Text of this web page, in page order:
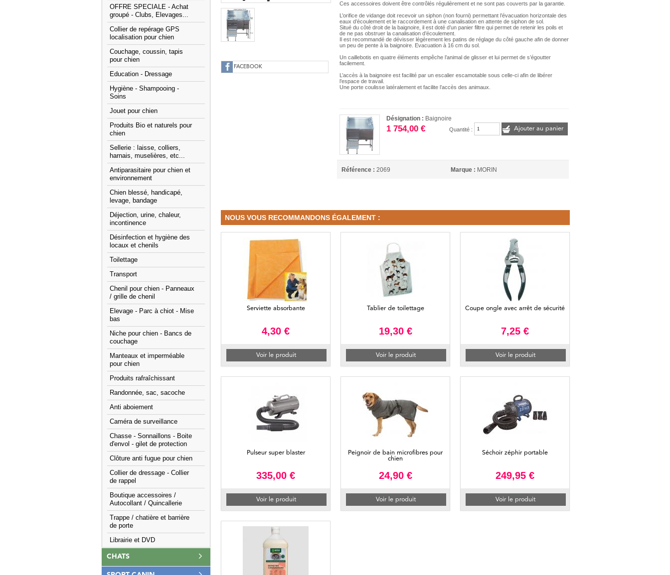
OFFRE SPECIALE - Achat
groupé - Clubs, Elevages...
Collier de repérage GPS
localisation pour chien
Couchage, coussin, tapis
pour chien
Education - Dressage
Hygiène - Shampooing -
Soins
Jouet pour chien
Produits Bio et naturels pour
chien
Sellerie : laisse, colliers,
harnais, muselières, etc...
Antiparasitaire pour chien et
environnement
Chien blessé, handicapé,
levage, bandage
Déjection, urine, chaleur,
incontinence
Désinfection et hygiène des
locaux et chenils
Toilettage
Transport
Chenil pour chien - Panneaux
/ grille de chenil
Elevage - Parc à chiot - Mise
bas
Niche pour chien - Bancs de
couchage
Manteaux et imperméable
pour chien
Produits rafraîchissant
Randonnée, sac, sacoche
Anti aboiement
Caméra de surveillance
Chasse - Sonnaillons - Boite
d'envol - gilet de protection
Clôture anti fugue pour chien
Collier de dressage - Collier
de rappel
Boutique accessoires /
Autocollant / Quincallerie
Trappe / chatière et barrière
de porte
Librairie et DVD
CHATS
FACEBOOK
Ces accessoires doivent être contrôlés régulièrement et ne sont pas couverts par la garantie.
L’orifice de vidange doit recevoir un siphon (non fourni) permettant l’évacuation horizontale des
eaux d’écoulement et le raccordement à une canalisation en attente de siphon de sol.
Situé du côté droit de la baignoire, il est doté d’un panier filtre qui permet de retenir les poils et
de ne pas obstruer la canalisation d’écoulement.
Il est recommandé de dévisser légèrement les patins de réglage du côté gauche afin de donner
un peu de pente à la baignoire. Evacuation à 16 cm du sol.
Un caillebotis en quatre éléments empêche l’animal de glisser et lui permet de s’égoutter
facilement.
L’accès à la baignoire est facilité par un escalier escamotable sous celle-ci afin de libérer
l’espace de travail.
Une porte coulisse latéralement et facilite l’accès des animaux.
Désignation : Baignoire
1 754,00 € Quantité : Ajouter au panier
Référence : 2069 Marque : MORIN
NOUS VOUS RECOMMANDONS ÉGALEMENT :
Serviette absorbante
4,30 €
Voir le produit
Tablier de toilettage
19,30 €
Voir le produit
Coupe ongle avec arrêt de sécurité
7,25 €
Voir le produit
Pulseur super blaster
335,00 €
Voir le produit
Peignoir de bain microfibres pour
chien
24,90 €
Voir le produit
Séchoir zéphir portable
249,95 €
Voir le produit